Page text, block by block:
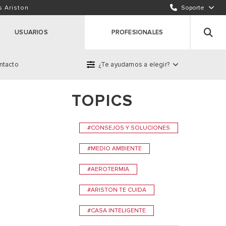
Ariston Soporte
USUARIOS
¿Te ayudamos a elegir?
PROFESIONALES
TOPICS
#CONSEJOS Y SOLUCIONES
#MEDIO AMBIENTE
#AEROTERMIA
#ARISTON TE CUIDA
#CASA INTELIGENTE